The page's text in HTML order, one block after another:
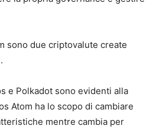
sono due criptovalute create
e Polkadot sono evidenti alla
Atom ha lo scopo di cambiare
mentre cambia per